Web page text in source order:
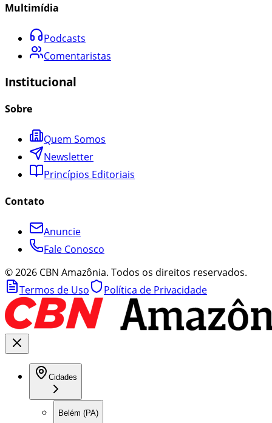
Multimídia
Podcasts
Comentaristas
Institucional
Sobre
Quem Somos
Newsletter
Princípios Editoriais
Contato
Anuncie
Fale Conosco
©2026 CBN Amazônia. Todos os direitos reservados.
Termos de Uso
Política de Privacidade
Cidades
Belém (PA)